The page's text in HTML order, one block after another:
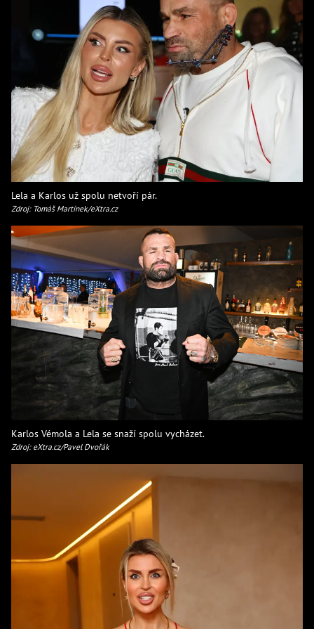
Lela a Karlos už spolu netvoří pár.
Zdroj: Tomáš Martínek/eXtra.cz
Karlos Vémola a Lela se snaží spolu vycházet.
Zdroj: eXtra.cz/Pavel Dvořák